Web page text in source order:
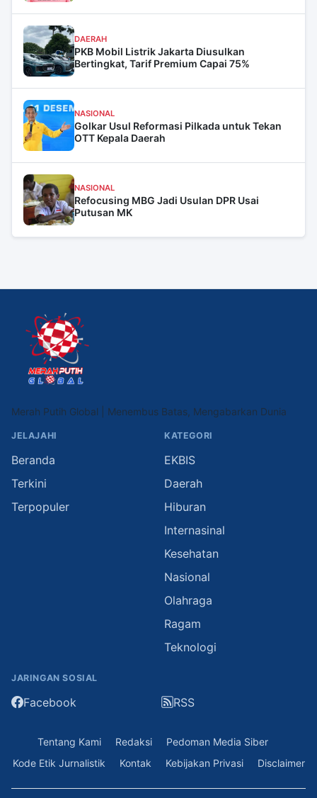
DAERAH
PKB Mobil Listrik Jakarta Diusulkan
Bertingkat, Tarif Premium Capai 75%
NASIONAL
Golkar Usul Reformasi Pilkada untuk Tekan
OTT Kepala Daerah
NASIONAL
Refocusing MBG Jadi Usulan DPR Usai
Putusan MK
Merah Putih Global | Menembus Batas, Mengabarkan Dunia
JELAJAHI
Beranda
Terkini
Terpopuler
KATEGORI
EKBIS
Daerah
Hiburan
Internasinal
Kesehatan
Nasional
Olahraga
Ragam
Teknologi
JARINGAN SOSIAL
Facebook RSS
Tentang Kami Redaksi
Pedoman Media Siber
Kode Etik Jurnalistik
Kontak Kebijakan Privasi Disclaimer